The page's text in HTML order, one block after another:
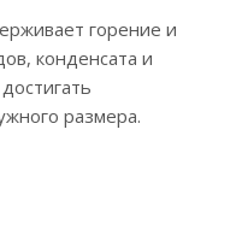
горение и
конденсата и
размера.